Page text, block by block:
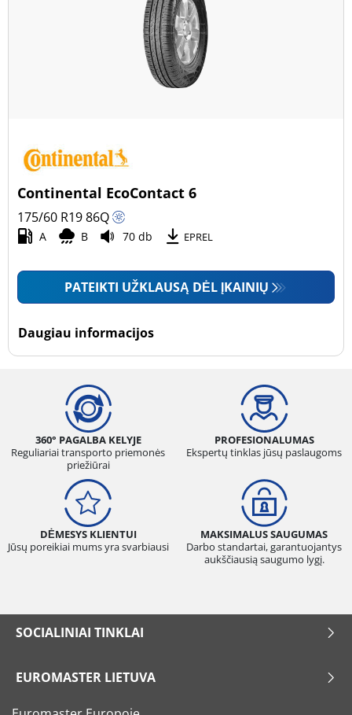
Continental EcoContact 6
175/60 R1986Q
A B 70 db EPREL
PATEIKTI UŽKLAUSĄ DĖL ĮKAINIŲ
Daugiau informacijos
360° PAGALBA KELYJE
Reguliariai transporto priemonės
priežiūrai
PROFESIONALUMAS
Ekspertų tinklas jūsų paslaugoms
DĖMESYS KLIENTUI
Jūsų poreikiai mums yra svarbiausi
MAKSIMALUS SAUGUMAS
Darbo standartai, garantuojantys
aukščiausią saugumo lygį.
SOCIALINIAI TINKLAI
EUROMASTER LIETUVA